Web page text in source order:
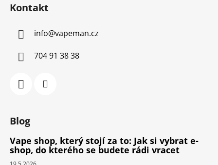
Kontakt
info@vapeman.cz
704 91 38 38
Blog
Vape shop, který stojí za to: Jak si vybrat e-
shop, do kterého se budete rádi vracet